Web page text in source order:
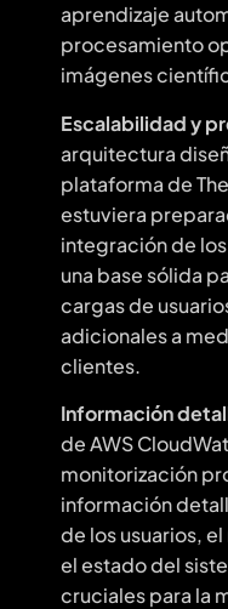
aprendizaje
procesamiento
imágenes
Escalabilidad y
arquitectura
plataforma de
estuviera
integración de
una base sólida
cargas de
adicionales a
clientes.
Información
de AWS
monitorización
información
de los usuarios,
el estado del
cruciales para la